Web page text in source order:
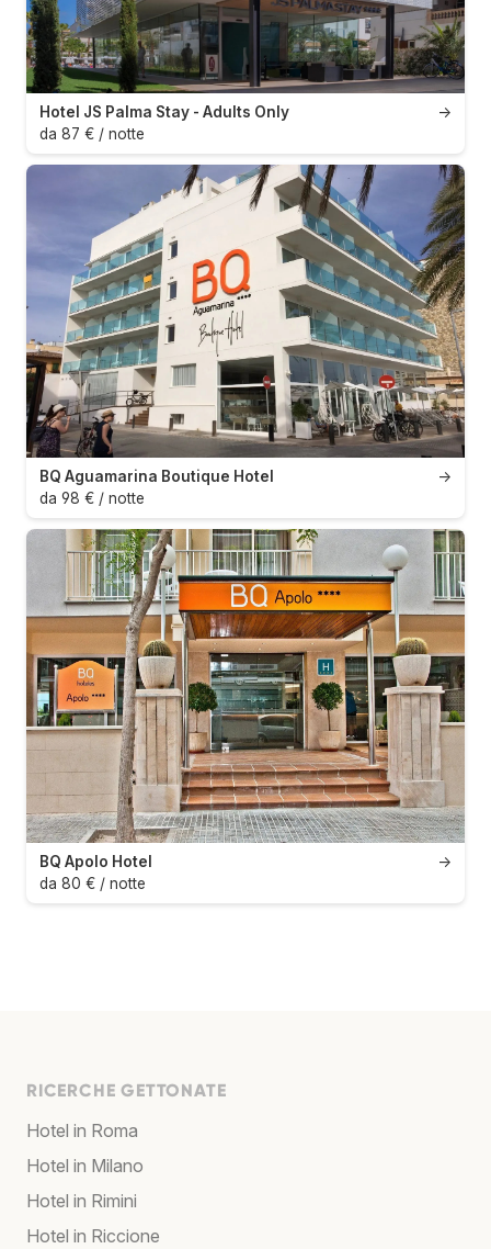
→
Hotel JS Palma Stay - Adults Only
da 87 € / notte
→
BQ Aguamarina Boutique Hotel
da 98 € / notte
→
BQ Apolo Hotel
da 80 € / notte
RICERCHE GETTONATE
Hotel in Roma
Hotel in Milano
Hotel in Rimini
Hotel in Riccione